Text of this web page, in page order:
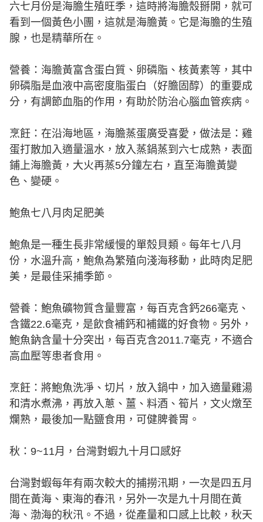
六七月份是海膽生殖旺季，這時將海膽殼掰開，就可
看到一個黃色小團，這就是海膽黃。它是海膽的生殖
腺，也是精華所在。
營養：海膽黃富含蛋白質、卵磷脂、核黃素等，其中
卵磷脂是血液中高密度脂蛋白（好膽固醇）的重要成
分，有調節血脂的作用，有助於防治心腦血管疾病。
烹飪：在沿海地區，海膽蒸蛋廣受喜愛，做法是：雞
蛋打散加入適量溫水，放入蒸鍋蒸到六七成熟，表面
鋪上海膽黃，大火再蒸5分鐘左右，直至海膽黃變
色、變硬。
鮑魚七八月肉足肥美
鮑魚是一種生長非常緩慢的單殼貝類。每年七八月
份，水溫升高，鮑魚為繁殖向淺海移動，此時肉足肥
美，是最佳采捕季節。
營養：鮑魚礦物質含量豐富，每百克含鈣266毫克、
含鐵22.6毫克，是飲食補鈣和補鐵的好食物。另外，
鮑魚鈉含量十分突出，每百克含2011.7毫克，不適合
高血壓等患者食用。
烹飪：將鮑魚洗凈、切片，放入鍋中，加入適量雞湯
和清水煮沸，再放入蔥、薑、料酒、筍片，文火燉至
爛熟，最後加一點鹽食用，可健脾養胃。
秋：9~11月，台灣對蝦九十月口感好
台灣對蝦每年有兩次較大的捕撈汛期，一次是四五月
間在黃海、東海的春汛，另外一次是九十月間在黃
海、渤海的秋汛。不過，從產量和口感上比較，秋天